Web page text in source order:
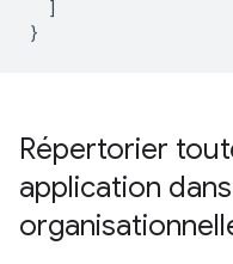
  ]
Répertorier
application